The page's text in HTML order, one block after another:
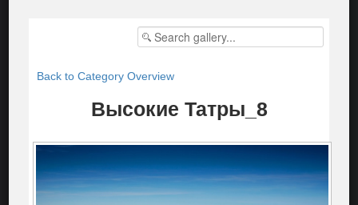
Back to Category Overview
Высокие Татры_8